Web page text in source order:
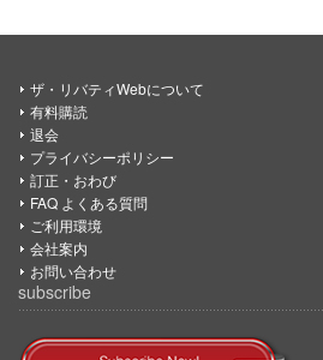
ザ・リバティWebについて
有料購読
退会
プライバシーポリシー
訂正・おわび
FAQ よくある質問
ご利用環境
会社案内
お問い合わせ
subscribe